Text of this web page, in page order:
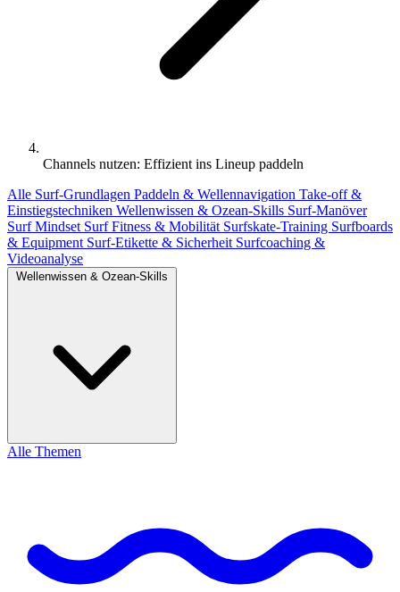
Channels nutzen: Effizient ins Lineup paddeln
Alle Surf-Grundlagen Paddeln & Wellennavigation Take-off &
Einstiegstechniken Wellenwissen & Ozean-Skills Surf-Manöver
Surf Mindset Surf Fitness & Mobilität Surfskate-Training Surfboards
& Equipment Surf-Etikette & Sicherheit Surfcoaching &
Videoanalyse
Wellenwissen & Ozean-Skills
Alle Themen